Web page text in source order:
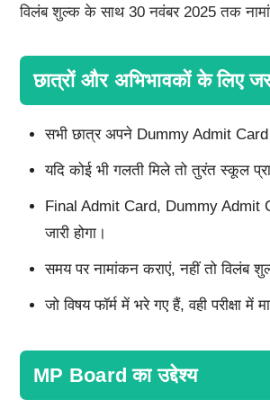
विलंब शुल्क के साथ 30 नवंबर 2025 तक
छात्रों और अभिभावकों के लिए
सभी छात्र अपने Dummy Admit
यदि कोई भी गलती मिले तो तुरंत स्कूल
Final Admit Card, Dummy Admit
जारी होगा।
समय पर नामांकन कराएं, नहीं तो विलंब
जो विषय फॉर्म में भरे गए हैं, वही परीक्षा में
MP Board का उद्देश्य